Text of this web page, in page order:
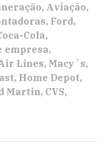
Aviação
Ford
Cola
empresa
Lines Macy´s
Home Depot
Martin CVS